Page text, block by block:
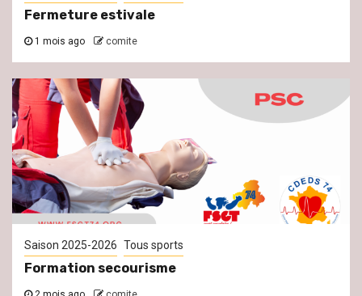
Fermeture estivale
1 mois ago comite
Saison 2025-2026 Tous sports
Formation secourisme